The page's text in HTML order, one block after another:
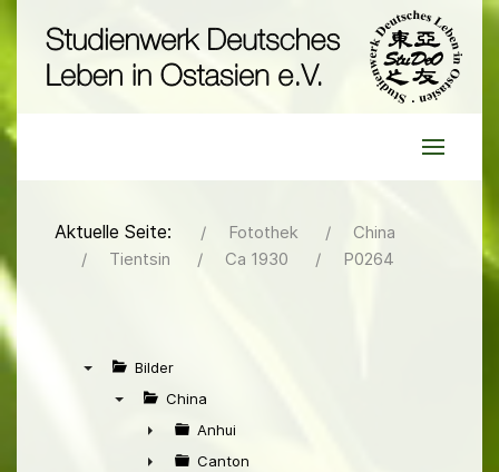
Aktuelle Seite: Fotothek
China
Tientsin
Ca 1930 P0264
Bilder
China
►
Anhui
Canton